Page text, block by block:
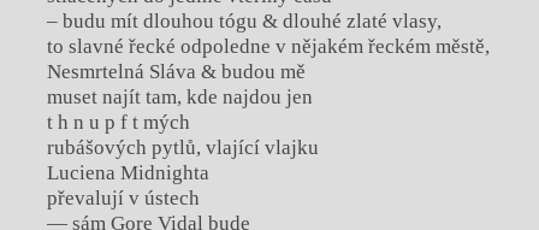
– budu mít dlouhou tógu & dlouhé zlaté vlasy,
to slavné řecké odpoledne v nějakém řeckém městě,
Nesmrtelná Sláva & budou mě
muset najít tam, kde najdou jen
t h n u p f t mých
rubášových pytlů, vlající vlajku
Luciena Midnighta
převalují v ústech
— sám Gore Vidal bude